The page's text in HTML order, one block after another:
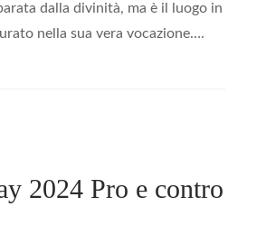
dalla divinità, ma è il luogo in
nella sua vera vocazione….
2024 Pro e contro